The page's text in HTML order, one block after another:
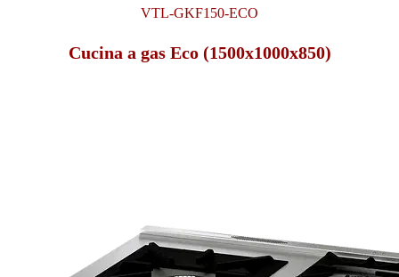
VTL-GKF150-ECO
Cucina a gas Eco (1500x1000x850)